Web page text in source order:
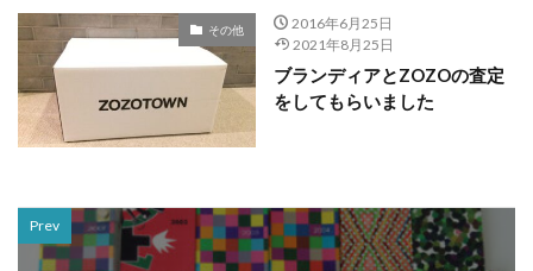
その他
2016年6月25日
2021年8月25日
ブランディアとZOZOの査定
をしてもらいました
Prev